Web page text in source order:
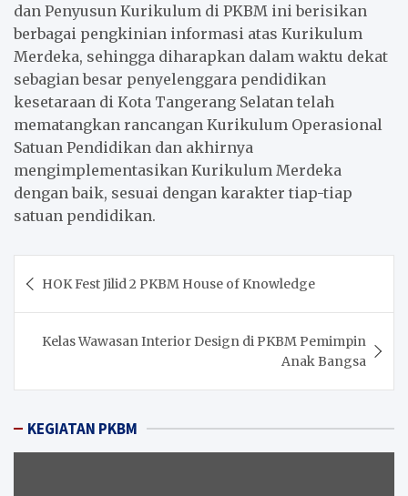
dan Penyusun Kurikulum di PKBM ini berisikan
berbagai pengkinian informasi atas Kurikulum
Merdeka, sehingga diharapkan dalam waktu dekat
sebagian besar penyelenggara pendidikan
kesetaraan di Kota Tangerang Selatan telah
mematangkan rancangan Kurikulum Operasional
Satuan Pendidikan dan akhirnya
mengimplementasikan Kurikulum Merdeka
dengan baik, sesuai dengan karakter tiap-tiap
satuan pendidikan.
navigation
HOK Fest Jilid 2 PKBM House of Knowledge
Kelas Wawasan Interior Design di PKBM Pemimpin
Anak Bangsa
KEGIATAN PKBM